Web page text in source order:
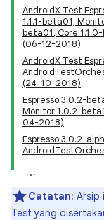
AndroidX Test
1.1.1-beta01,
beta01, Core
(06-12-2018)
AndroidX Test
(24-10-2018)
Espresso 3.0.2-
Monitor 1.0.2-
04-2018)
Espresso 3.0.2-
Catatan: Arsip
Test yang